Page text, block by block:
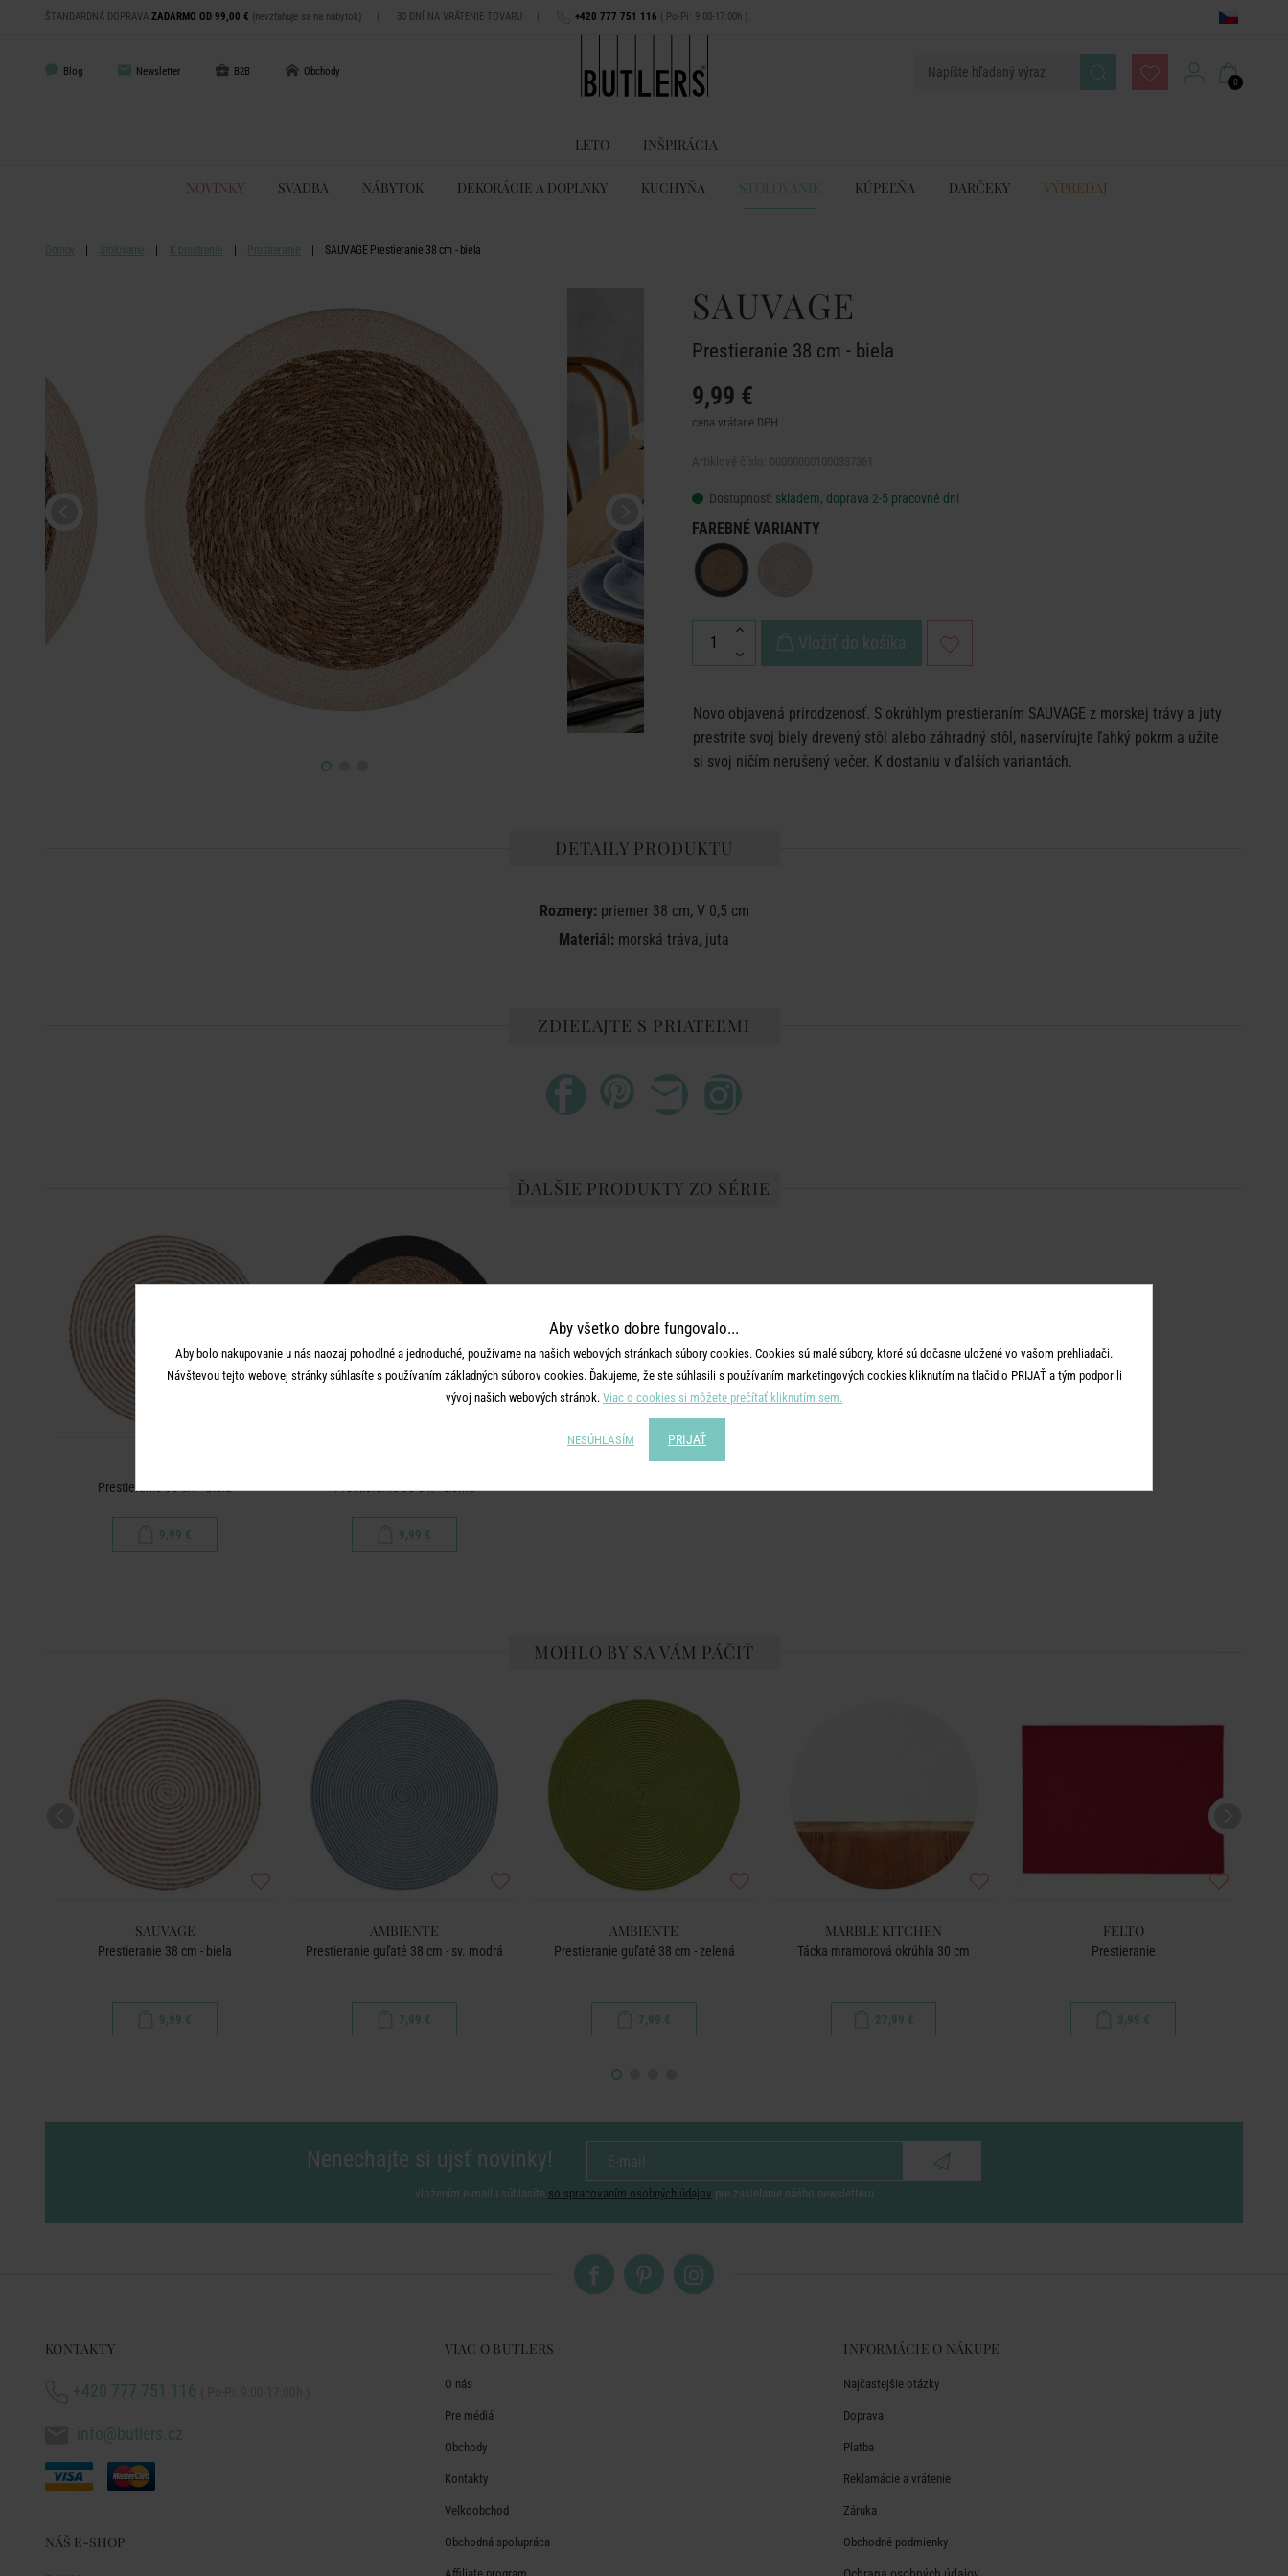
ŠTANDARDNÁ DOPRAVA ZADARMO OD 99,00 € (nevzťahuje sa na nábytok) | 30 DNÍ NA VRÁTENIE TOVARU | +420 777 751 116 ( Po-Pi: 9:00-17:00h )
Blog Newsletter B2B Obchody
0
LETO INŠPIRÁCIA
NOVINKY SVADBA NÁBYTOK DEKORÁCIE A DOPLNKY KUCHYŇA STOLOVANIE KÚPEĽŇA DARČEKY VÝPREDAJ
Domov Stolovanie K prostrenie Prestieranie SAUVAGE Prestieranie 38 cm - biela
SAUVAGE
Prestieranie 38 cm - biela
9,99 €
cena vrátane DPH
Dostupnosť: skladem, doprava 2-5 pracovné dni
FAREBNÉ VARIANTY
Vložiť do košíka
Novo objavená prirodzenosť. S okrúhlym prestieraním SAUVAGE z morskej trávy a juty
prestrite svoj biely drevený stôl alebo záhradný stôl, naservírujte ľahký pokrm a užite
si svoj ničím nerušený večer. K dostaniu v ďalších variantách.
DETAILY PRODUKTU
Rozmery:priemer 38 cm, V 0,5 cm
Materiál: morská tráva, juta
ZDIEĽAJTE S PRIATEĽMI
ĎALŠIE PRODUKTY ZO SÉRIE
Prestieranie 38 cm - biela
9,99 €
Prestieranie 38 cm - čierna
9,99 €
MOHLO BY SA VÁM PÁČIŤ
SAUVAGE
Prestieranie 38 cm - biela
9,99 €
AMBIENTE
Prestieranie guľaté 38 cm - sv. modrá
7,99 €
AMBIENTE
Prestieranie guľaté 38 cm - zelená
7,99 €
MARBLE KITCHEN
Tácka mramorová okrúhla 30 cm
27,99 €
FELTO
Prestieranie
3,99 €
Nenechajte si ujsť novinky!
vložením e-mailu súhlasíte so spracovaním osobných údajov pre zasielanie nášho newsletteru
KONTAKTY
+420 777 751 116
info@butlers.cz
NÁŠ E-SHOP
VIAC O BUTLERS
O nás
Pre médiá
Obchody
Kontakty
Velkoobchod
Obchodná spolupráca
INFORMÁCIE O NÁKUPE
Najčastejšie otázky
Doprava
Platba
Reklamácie a vrátenie
Záruka
Obchodné podmienky
Aby všetko dobre fungovalo...
Aby bolo nakupovanie u nás naozaj pohodlné a jednoduché, používame na našich webových stránkach súbory cookies. Cookies sú malé súbory, ktoré sú dočasne uložené vo vašom prehliadači.
Návštevou tejto webovej stránky súhlasíte s používaním základných súborov cookies. Ďakujeme, že ste súhlasili s používaním marketingových cookies kliknutím na tlačidlo PRIJAŤ a tým podporili
vývoj našich webových stránok. Viac o cookies si môžete prečítať kliknutím sem.
NESÚHLASÍM PRIJAŤ